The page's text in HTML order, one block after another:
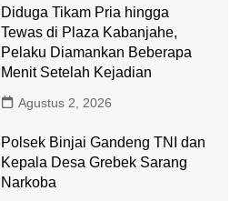
Diduga Tikam Pria hingga
Tewas di Plaza Kabanjahe,
Pelaku Diamankan Beberapa
Menit Setelah Kejadian
Agustus 2, 2026
Polsek Binjai Gandeng TNI dan
Kepala Desa Grebek Sarang
Narkoba